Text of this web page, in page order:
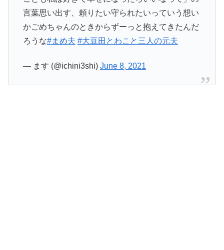
言葉思い出す、頼りたい守られたいっていう想い
かごめちゃんのときからずーっと抱えてきたんだ
ろうな#まめ夫 #大豆田とわこと三人の元夫
— ます (@ichini3shi) June 8, 2021